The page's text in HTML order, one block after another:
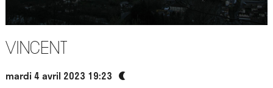
Vincent
mardi 4 avril 2023 19:23